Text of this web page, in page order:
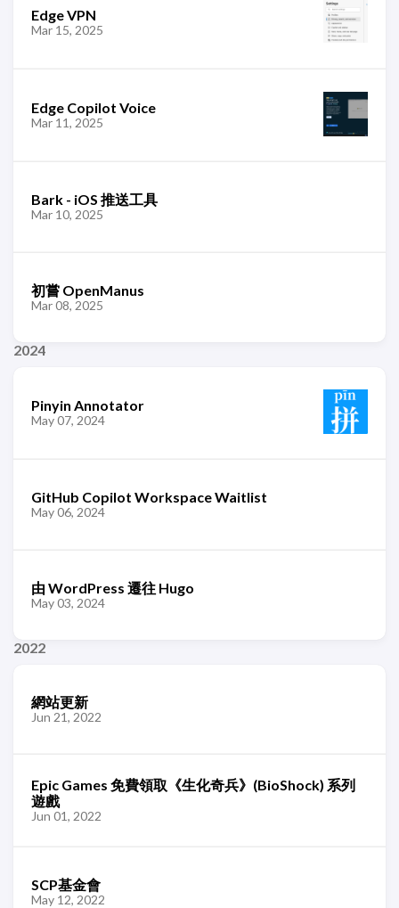
Edge VPN
Mar 15, 2025
Edge Copilot Voice
Mar 11, 2025
Bark - iOS 推送工具
Mar 10, 2025
初嘗 OpenManus
Mar 08, 2025
2024
Pinyin Annotator
May 07, 2024
GitHub Copilot Workspace Waitlist
May 06, 2024
由 WordPress 遷往 Hugo
May 03, 2024
2022
網站更新
Jun 21, 2022
Epic Games 免費領取《生化奇兵》(BioShock) 系列
遊戲
Jun 01, 2022
SCP基金會
May 12, 2022